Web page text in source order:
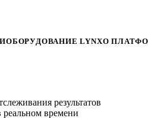
ОБОРУДОВАНИЕ LYNXО
результатов
реальном времени